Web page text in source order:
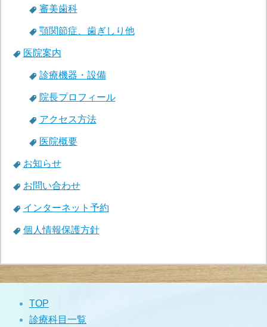
審美歯科
顎関節症、歯ぎしり他
医院案内
診療機器・設備
院長プロフィール
アクセス方法
医院概要
お知らせ
お問い合わせ
インターネット予約
個人情報保護方針
TOP
診療科目一覧